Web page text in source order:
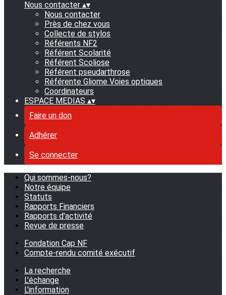
Nous contacter ▴▾
Nous contacter
Près de chez vous
Collecte de stylos
Référents NF2
Référent Scolarité
Référent Scoliose
Référent pseudarthrose
Référente Gliome Voies optiques
Coordinateurs
ESPACE MEDIAS ▴▾
Faire un don
Adhérer
Se connecter
Qui sommes-nous?
Notre équipe
Statuts
Rapports Financiers
Rapports d'activité
Revue de presse
Fondation Cap NF
Compte-rendu comité exécutif
La recherche
L'échange
L'information